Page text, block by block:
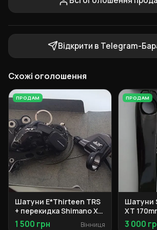
Відкрити в Telegram-
Схожі оголошення
ПРОДАМ
Шатуни E*Thirteen TRS
+ перекидка Shimano XT
M8000
1 500 грн Вінниця
ПРОДАМ
Шатуни
XT
3 000